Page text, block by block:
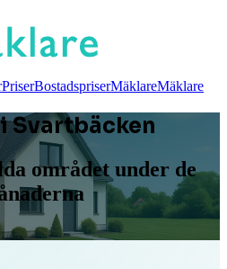
PriserBostadspriserMäklareMäklare
Svartbäcken
området under de